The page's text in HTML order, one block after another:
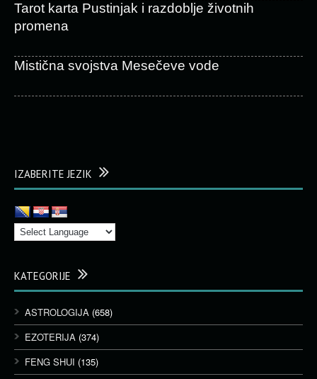
Tarot karta Pustinjak i razdoblje životnih
promena
Mistična svojstva Mesečeve vode
IZABERITE JEZIK
KATEGORIJE
ASTROLOGIJA (658)
EZOTERIJA (374)
FENG SHUI (135)